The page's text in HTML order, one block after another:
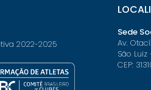
2022-2025
Sede
Av.
São
CEP: